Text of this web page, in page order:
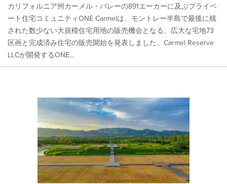
カリフォルニア州カーメル・バレーの891エーカーに及ぶプライベ
ート住宅コミュニティONE Carmelは、モントレー半島で最後に残
された数少ない大規模住宅用地の販売機会となる、広大な宅地73
区画と完成済み住宅の販売開始を発表しました。Carmel Reserve
LLCが開発するONE...